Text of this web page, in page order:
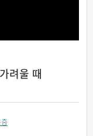
려울 때